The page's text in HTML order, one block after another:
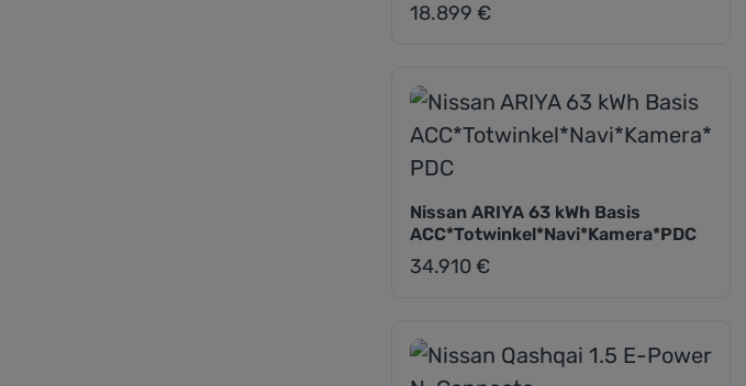
Regulärer Preis:
18.899 €
Nissan ARIYA 63 kWh Basis
ACC*Totwinkel*Navi*Kamera*PDC
Regulärer Preis:
34.910 €